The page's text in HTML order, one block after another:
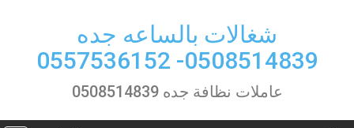
شغالات بالساعه جده
0508514839- 0557536152
عاملات نظافة جده 0508514839